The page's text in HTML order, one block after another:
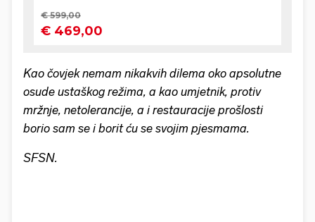
Kao čovjek nemam nikakvih dilema oko apsolutne
osude ustaškog režima, a kao umjetnik, protiv
mržnje, netolerancije, a i restauracije prošlosti
borio sam se i borit ću se svojim pjesmama.
SFSN.